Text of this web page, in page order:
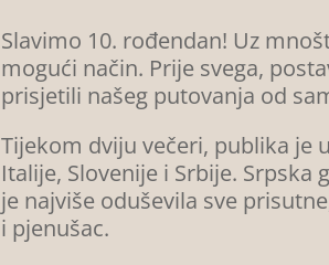
Slavimo 10. rođendan! Uz
mogući način. Prije svega,
prisjetili našeg putovanja od
Tijekom dviju večeri, publika je
Italije, Slovenije i Srbije. Srpska
je najviše oduševila sve
i pjenušac.